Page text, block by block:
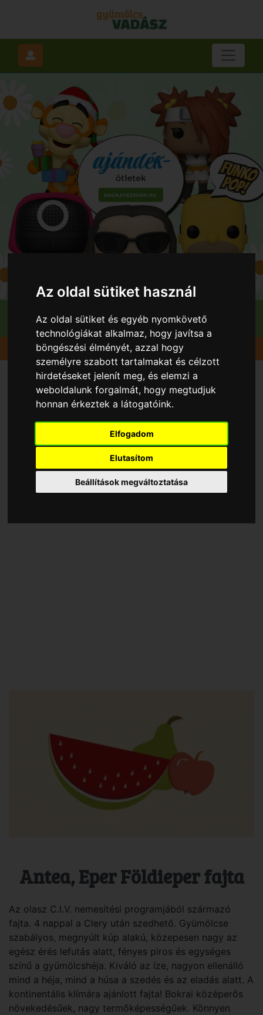
Az oldal sütiket használ
Az oldal sütiket és egyéb nyomkövető
technológiákat alkalmaz, hogy javítsa a
böngészési élményét, azzal hogy
személyre szabott tartalmakat és célzott
hirdetéseket jelenít meg, és elemzi a
weboldalunk forgalmát, hogy megtudjuk
honnan érkeztek a látogatóink.
Elfogadom
Elutasítom
Beállítások megváltoztatása
Gyümölcsök Eper Földieper Antea
Antea, Eper Földieper fajta
Az olasz C.I.V. nemesítési programjából származó
fajta. 4 nappal a Clery után szedhető. Gyümölcse
szabályos, megnyúlt kúp alakú, közepesen nagy az
egész érés lefutás alatt, fényes piros és egységes
színű a gyümölcshéja. Kiváló az íze, nagyon ellenálló
mind a héja, mind a húsa a szedés és az eladás alatt. A
kontinentális klímára ajánlott fajta! Bokrai középerős
növekedésűek, nagy termőképességűek. Könnyen